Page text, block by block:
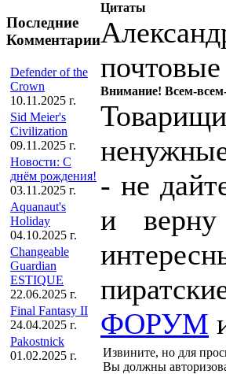
Последние
Комментарии
Defender of the
Crown
10.11.2025 г.
Sid Meier's
Civilization
09.11.2025 г.
Новости: С
днём рождения!
03.11.2025 г.
Aquanaut's
Holiday
04.10.2025 г.
Changeable
Guardian
ESTIQUE
22.06.2025 г.
Final Fantasy II
24.04.2025 г.
Pakostnick
01.02.2025 г.
Цитаты
Внимание! Всем-
- не
и
ФОРУМ
Извините, но для
Вы должны